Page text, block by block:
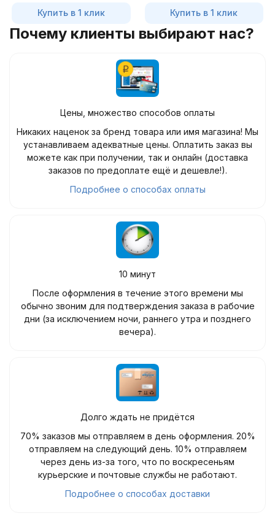
Купить в 1 клик Купить в 1 клик
Почему клиенты выбирают нас?
Цены, множество способов оплаты
Никаких наценок за бренд товара или имя магазина! Мы
устанавливаем адекватные цены. Оплатить заказ вы
можете как при получении, так и онлайн (доставка
заказов по предоплате ещё и дешевле!).
Подробнее о способах оплаты
10 минут
После оформления в течение этого времени мы
обычно звоним для подтверждения заказа в рабочие
дни (за исключением ночи, раннего утра и позднего
вечера).
Долго ждать не придётся
70% заказов мы отправляем в день оформления. 20%
отправляем на следующий день. 10% отправляем
через день из-за того, что по воскресеньям
курьерские и почтовые службы не работают.
Подробнее о способах доставки